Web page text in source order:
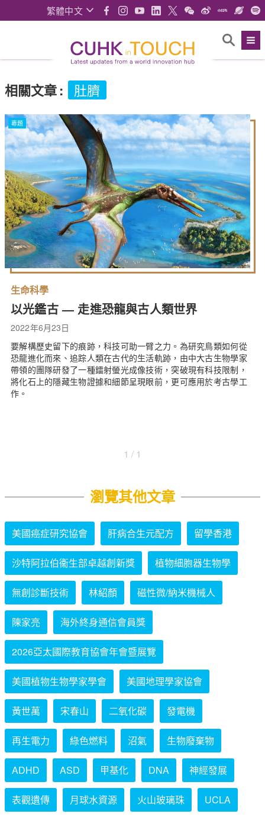
繁體中文
相關文章: 肚臍
專題
生命科學
以光鑑古 — 走進恐龍與古人類世界
2022年6月23日
要解構歷史留下的痕跡，科技可助一臂之力。為研究鳥類如何從
恐龍進化而來、追踪人類在古代的生活軌跡，由中大古生物學家
帶領的團隊研發了一種鐳射螢光成像技術，突破現有科技限制，
將化石上的隱藏生物證據和細節呈現眼前，更可應用於考古學工
作。
1 / 1
瀏覽其他文章
美國癌症研究協會 肝病合生元配方 留學香港
沙特阿拉伯衞生部卓越創新獎 植物細胞器生物學
無創診斷技術 林紹顏 磁性微/納米機械人
陳家亮 海外終身通信會員獎
2026亞太國際教育協會年會暨展覽
美國植物生物學家學會 美國地理學家協會
黃世萬 宋春山 二氧化碳 發電機
再生電力 綠色燃料 沼氣 生物廢棄物
ADHD ASD 甲基化 DNA 神經發展
表觀遺傳 月球水資源 火山玻璃珠 UCLA